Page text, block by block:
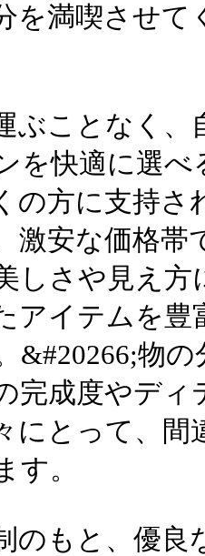
を満喫させて
ぶことなく
を快適に選べ
の方に支持さ
激安な価格帯
しさや見え方
アイテムを豊
&#20266;物
完成度やディ
にとって、間
す。
のもと、優良